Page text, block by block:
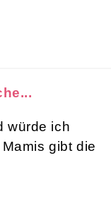
würde ich
gibt die